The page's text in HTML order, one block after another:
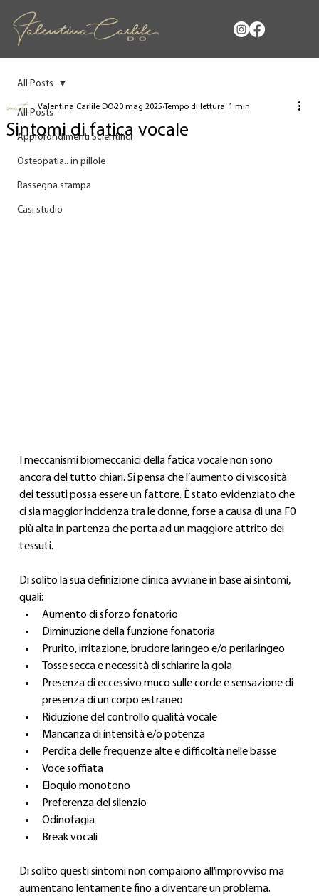
All Posts
Approfondimenti Scientifici
Osteopatia.. in pillole
Rassegna stampa
Casi studio
All Posts
Sintomi di fatica vocale
Valentina Carlile DO20 mag 2025 Tempo di lettura: 1 min
I meccanismi biomeccanici della fatica vocale non sono
ancora del tutto chiari. Si pensa che l’aumento di viscosità
dei tessuti possa essere un fattore. È stato evidenziato che
ci sia maggior incidenza tra le donne, forse a causa di una F0
più alta in partenza che porta ad un maggiore attrito dei
tessuti.
Di solito la sua definizione clinica avviane in base ai sintomi,
quali:
Aumento di sforzo fonatorio
Diminuzione della funzione fonatoria
Prurito, irritazione, bruciore laringeo e/o perilaringeo
Tosse secca e necessità di schiarire la gola
Presenza di eccessivo muco sulle corde e sensazione di
presenza di un corpo estraneo
Riduzione del controllo qualità vocale
Mancanza di intensità e/o potenza
Perdita delle frequenze alte e difficoltà nelle basse
Voce soffiata
Eloquio monotono
Preferenza del silenzio
Odinofagia
Break vocali
Di solito questi sintomi non compaiono all’improvviso ma
aumentano lentamente fino a diventare un problema.